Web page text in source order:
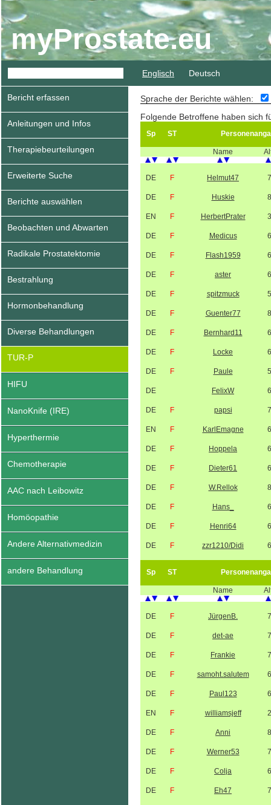
myProstate.eu
Englisch Deutsch
Bericht erfassen
Anleitungen und Infos
Therapiebeurteilungen
Erweiterte Suche
Berichte auswählen
Beobachten und Abwarten
Radikale Prostatektomie
Bestrahlung
Hormonbehandlung
Diverse Behandlungen
TUR-P
HIFU
NanoKnife (IRE)
Hyperthermie
Chemotherapie
AAC nach Leibowitz
Homöopathie
Andere Alternativmedizin
andere Behandlung
Sprache der Berichte wählen:
Folgende Betroffene haben sich
Sp ST
Name
DE F Helmut47
DE F Huskie
EN F HerbertPrater
DE F Medicus
DE F Flash1959
DE F aster
DE F spitzmuck
DE F Guenter77
DE F Bernhard11
DE F Locke
DE F Paule
DE FelixW
DE F papsi
EN F KarlEmagne
DE F Hoppela
DE F Dieter61
DE F W.Rellok
DE F Hans_
DE F Henri64
DE F zzr1210/Didi
Sp ST
Name
DE F JürgenB.
DE F det-ae
DE F Frankie
DE F samoht.salutem
DE F Paul123
EN F williamsjeff
DE F Anni
DE F Werner53
DE F Colja
DE F Eh47